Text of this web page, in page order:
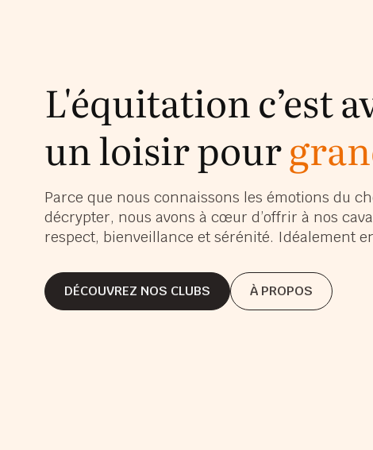
L'équitation c’est
un loisir pour
Parce que nous connaissons les émotions du
décrypter, nous avons à cœur d’offrir à nos
respect, bienveillance et sérénité. Idéalement
DÉCOUVREZ NOS CLUBS
DÉCOUVREZ NOS CLUBS
À PROPOS
À PROPOS